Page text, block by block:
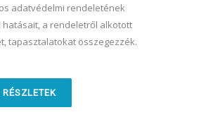
adatvédelmi rendeletének
hatásait, a rendeletről alkotott
tapasztalatokat összegezzék.